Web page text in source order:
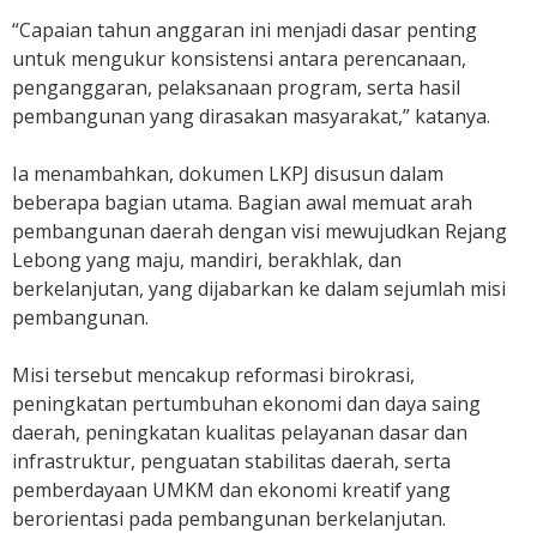
“Capaian tahun anggaran ini menjadi dasar penting
untuk mengukur konsistensi antara perencanaan,
penganggaran, pelaksanaan program, serta hasil
pembangunan yang dirasakan masyarakat,” katanya.
Ia menambahkan, dokumen LKPJ disusun dalam
beberapa bagian utama. Bagian awal memuat arah
pembangunan daerah dengan visi mewujudkan Rejang
Lebong yang maju, mandiri, berakhlak, dan
berkelanjutan, yang dijabarkan ke dalam sejumlah misi
pembangunan.
Misi tersebut mencakup reformasi birokrasi,
peningkatan pertumbuhan ekonomi dan daya saing
daerah, peningkatan kualitas pelayanan dasar dan
infrastruktur, penguatan stabilitas daerah, serta
pemberdayaan UMKM dan ekonomi kreatif yang
berorientasi pada pembangunan berkelanjutan.